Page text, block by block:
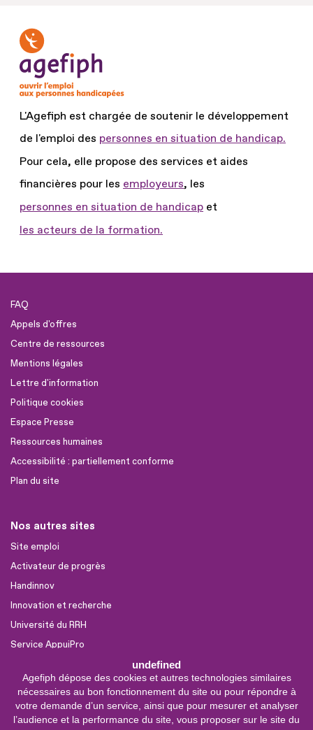
undefined
Agefiph dépose des cookies et autres technologies similaires
nécessaires au bon fonctionnement du site ou pour répondre à
votre demande d’un service, ainsi que pour mesurer et analyser
l’audience et la performance du site, vous proposer sur le site du
L'Agefiph est chargée de soutenir le développement
de l'emploi des personnes en situation de handicap.
Pour cela, elle propose des services et aides
financières pour les employeurs, les
personnes en situation de handicap et
les acteurs de la formation.
FAQ
Appels d'offres
Centre de ressources
Mentions légales
Lettre d'information
Politique cookies
Espace Presse
Ressources humaines
Accessibilité : partiellement conforme
Plan du site
Nos autres sites
Site emploi
Activateur de progrès
Handinnov
Innovation et recherche
Université du RRH
Service AppuiPro
Nous suivre
Youtube
Linkedin